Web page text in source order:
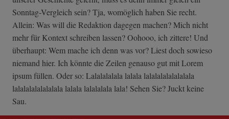
Sonntag-Vergleich sein? Tja, womöglich haben Sie recht.
Allein: Was will die Redaktion dagegen machen? Mich nicht
mehr für Kontext schreiben lassen? Oohooo, ich zittere! Und
überhaupt: Wem mache ich denn was vor? Liest doch sowieso
niemand hier. Ich könnte die Zeilen genauso gut mit Lorem
ipsum füllen. Oder so: Lalalalalala lalala lalalalalalalalala
lalalalalalalalala lalala lalalalala lala! Sehen Sie? Juckt keine
Sau.